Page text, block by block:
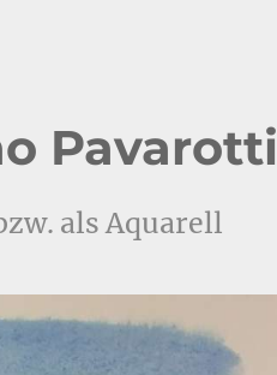
Pavarotti
als Aquarell